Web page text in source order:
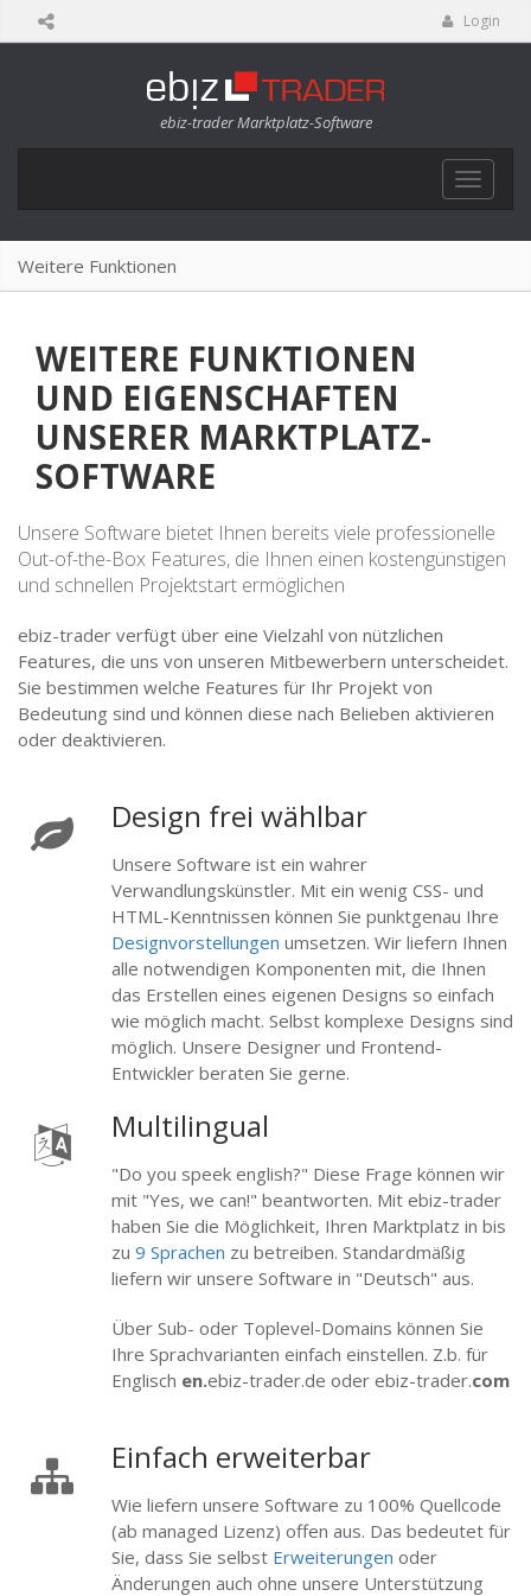
Login
ebiz-trader Marktplatz-Software
Toggle
Weitere Funktionen
WEITERE FUNKTIONEN
UND EIGENSCHAFTEN
UNSERER MARKTPLATZ-
SOFTWARE
Unsere Software bietet Ihnen bereits viele professionelle
Out-of-the-Box Features, die Ihnen einen kostengünstigen
und schnellen Projektstart ermöglichen
ebiz-trader verfügt über eine Vielzahl von nützlichen
Features, die uns von unseren Mitbewerbern unterscheidet.
Sie bestimmen welche Features für Ihr Projekt von
Bedeutung sind und können diese nach Belieben aktivieren
oder deaktivieren.
Design frei wählbar
Unsere Software ist ein wahrer
Verwandlungskünstler. Mit ein wenig CSS- und
HTML-Kenntnissen können Sie punktgenau Ihre
Designvorstellungen umsetzen. Wir liefern Ihnen
alle notwendigen Komponenten mit, die Ihnen
das Erstellen eines eigenen Designs so einfach
wie möglich macht. Selbst komplexe Designs sind
möglich. Unsere Designer und Frontend-
Entwickler beraten Sie gerne.
Multilingual
"Do you speek english?" Diese Frage können wir
mit "Yes, we can!" beantworten. Mit ebiz-trader
haben Sie die Möglichkeit, Ihren Marktplatz in bis
zu 9 Sprachen zu betreiben. Standardmäßig
liefern wir unsere Software in "Deutsch" aus.
Über Sub- oder Toplevel-Domains können Sie
Ihre Sprachvarianten einfach einstellen. Z.b. für
Englisch en.ebiz-trader.de oder ebiz-trader.com
Einfach erweiterbar
Wie liefern unsere Software zu 100% Quellcode
(ab managed Lizenz) offen aus. Das bedeutet für
Sie, dass Sie selbst Erweiterungen oder
Änderungen auch ohne unsere Unterstützung